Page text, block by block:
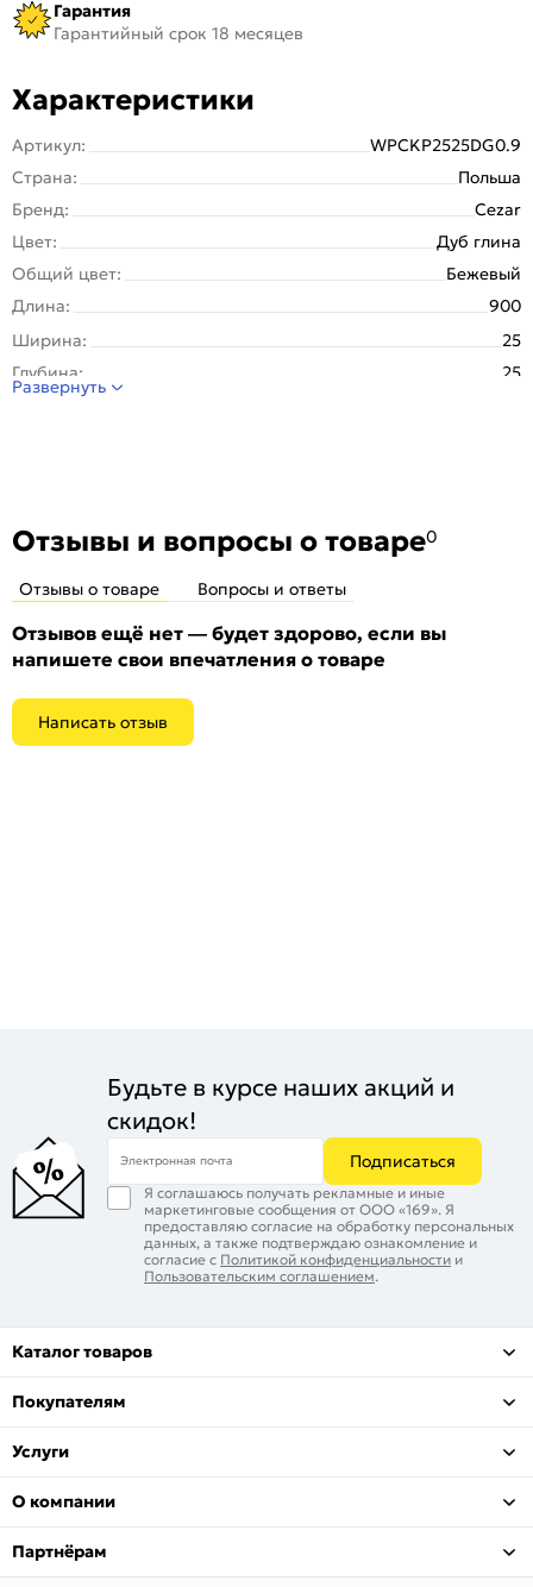
Гарантия
Гарантийный срок 18 месяцев
Характеристики
Артикул:
WPCKP2525DG0.9
Страна:
Польша
Бренд:
Cezar
Цвет:
Дуб глина
Общий цвет:
Бежевый
Длина:
900
Ширина:
25
Глубина:
25
Развернуть
Отзывы и вопросы о товаре0
Отзывы о товаре Вопросы и ответы
Отзывов ещё нет — будет здорово, если вы
напишете свои впечатления о товаре
Написать отзыв
Будьте в курсе наших акций и
скидок!
Электронная почта Подписаться
Я соглашаюсь получать рекламные и иные
маркетинговые сообщения от ООО «169». Я
предоставляю согласие на обработку персональных
данных, а также подтверждаю ознакомление и
согласие с Политикой конфиденциальности и
Пользовательским соглашением.
Каталог товаров
Покупателям
Услуги
О компании
Партнёрам